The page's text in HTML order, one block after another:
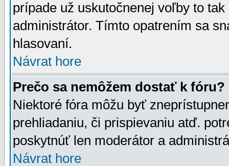
prípade už uskutočnenej voľby to
administrátor. Tímto opatrením sa
hlasovaní.
Návrat hore
Prečo sa nemôžem dostať k fóru?
Niektoré fóra môžu byť
prehliadaniu, či prispievaniu atď.
poskytnúť len moderátor a
Návrat hore